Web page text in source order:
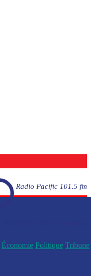
Radio Pacific 101.5 fm
Économie Politique Tribune